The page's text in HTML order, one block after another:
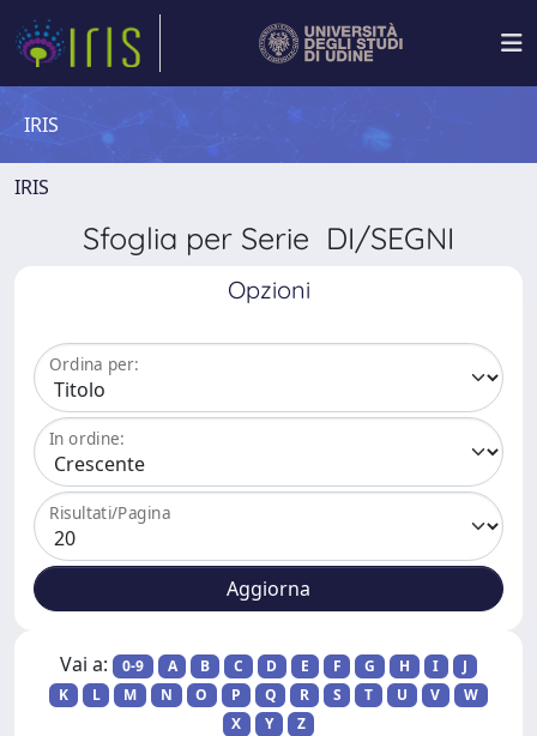
IRIS
IRIS
Sfoglia per Serie DI/SEGNI
Opzioni
Ordina per:
In ordine:
Risultati/Pagina
Vai a: 0-9 A B C D E F G H I
J
K
L M N O P Q R S T U V
W
X
Y Z